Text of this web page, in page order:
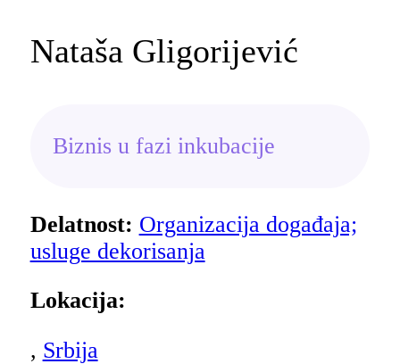
Nataša Gligorijević
Biznis u fazi inkubacije
Delatnost: Organizacija događaja;
usluge dekorisanja
Lokacija:
, Srbija